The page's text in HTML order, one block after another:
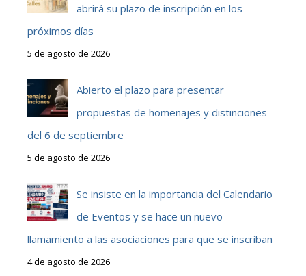
abrirá su plazo de inscripción en los
próximos días
5 de agosto de 2026
Abierto el plazo para presentar
propuestas de homenajes y distinciones
del 6 de septiembre
5 de agosto de 2026
Se insiste en la importancia del Calendario
de Eventos y se hace un nuevo
llamamiento a las asociaciones para que se inscriban
4 de agosto de 2026